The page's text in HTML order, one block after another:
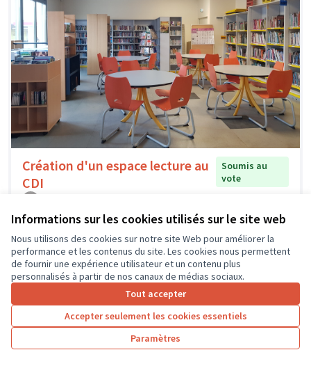
Informations sur les cookies utilisés sur le site web
Nous utilisons des cookies sur notre site Web pour améliorer la
performance et les contenus du site. Les cookies nous permettent
de fournir une expérience utilisateur et un contenu plus
personnalisés à partir de nos canaux de médias sociaux.
Tout accepter
Accepter seulement les cookies essentiels
Paramètres
Création d'un espace lecture au
CDI
Soumis au
vote